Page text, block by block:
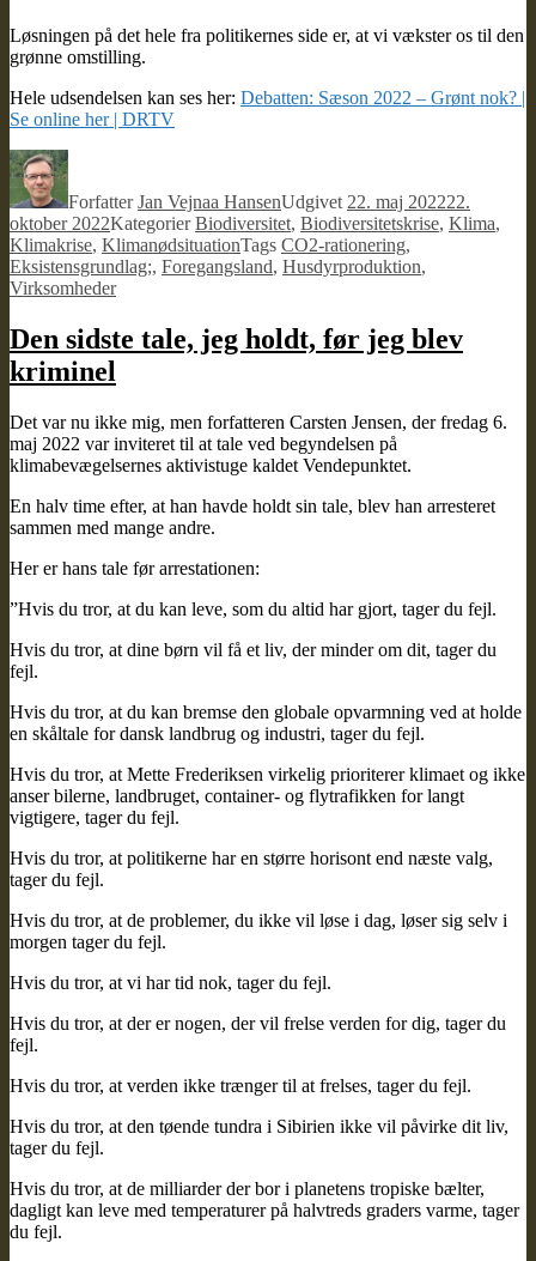
Løsningen på det hele fra politikernes side er, at vi vækster os til den
grønne omstilling.
Hele udsendelsen kan ses her: Debatten: Sæson 2022 – Grønt nok? |
Se online her | DRTV
ForfatterJan Vejnaa HansenUdgivet 22. maj 202222.
oktober 2022KategorierBiodiversitet, Biodiversitetskrise, Klima,
Klimakrise, KlimanødsituationTags CO2-rationering,
Eksistensgrundlag;, Foregangsland, Husdyrproduktion,
Virksomheder
Den sidste tale, jeg holdt, før jeg blev
kriminel
Det var nu ikke mig, men forfatteren Carsten Jensen, der fredag 6.
maj 2022 var inviteret til at tale ved begyndelsen på
klimabevægelsernes aktivistuge kaldet Vendepunktet.
En halv time efter, at han havde holdt sin tale, blev han arresteret
sammen med mange andre.
Her er hans tale før arrestationen:
”Hvis du tror, at du kan leve, som du altid har gjort, tager du fejl.
Hvis du tror, at dine børn vil få et liv, der minder om dit, tager du
fejl.
Hvis du tror, at du kan bremse den globale opvarmning ved at holde
en skåltale for dansk landbrug og industri, tager du fejl.
Hvis du tror, at Mette Frederiksen virkelig prioriterer klimaet og ikke
anser bilerne, landbruget, container- og flytrafikken for langt
vigtigere, tager du fejl.
Hvis du tror, at politikerne har en større horisont end næste valg,
tager du fejl.
Hvis du tror, at de problemer, du ikke vil løse i dag, løser sig selv i
morgen tager du fejl.
Hvis du tror, at vi har tid nok, tager du fejl.
Hvis du tror, at der er nogen, der vil frelse verden for dig, tager du
fejl.
Hvis du tror, at verden ikke trænger til at frelses, tager du fejl.
Hvis du tror, at den tøende tundra i Sibirien ikke vil påvirke dit liv,
tager du fejl.
Hvis du tror, at de milliarder der bor i planetens tropiske bælter,
dagligt kan leve med temperaturer på halvtreds graders varme, tager
du fejl.